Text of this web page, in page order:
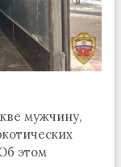
мужчину,
этом